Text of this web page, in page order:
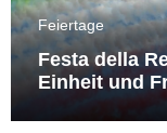
Feiertage
Festa della
Einheit und